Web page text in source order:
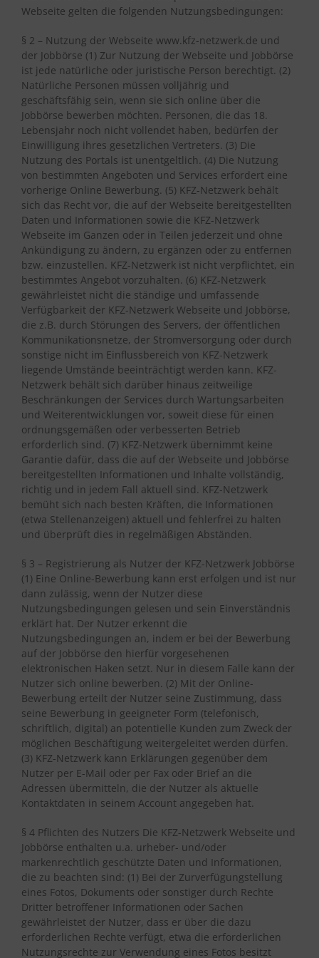
Webseite gelten die folgenden Nutzungsbedingungen:
§ 2 – Nutzung der Webseite www.kfz-netzwerk.de und
der Jobbörse (1) Zur Nutzung der Webseite und Jobbörse
ist jede natürliche oder juristische Person berechtigt. (2)
Natürliche Personen müssen volljährig und
geschäftsfähig sein, wenn sie sich online über die
Jobbörse bewerben möchten. Personen, die das 18.
Lebensjahr noch nicht vollendet haben, bedürfen der
Einwilligung ihres gesetzlichen Vertreters. (3) Die
Nutzung des Portals ist unentgeltlich. (4) Die Nutzung
von bestimmten Angeboten und Services erfordert eine
vorherige Online Bewerbung. (5) KFZ-Netzwerk behält
sich das Recht vor, die auf der Webseite bereitgestellten
Daten und Informationen sowie die KFZ-Netzwerk
Webseite im Ganzen oder in Teilen jederzeit und ohne
Ankündigung zu ändern, zu ergänzen oder zu entfernen
bzw. einzustellen. KFZ-Netzwerk ist nicht verpflichtet, ein
bestimmtes Angebot vorzuhalten. (6) KFZ-Netzwerk
gewährleistet nicht die ständige und umfassende
Verfügbarkeit der KFZ-Netzwerk Webseite und Jobbörse,
die z.B. durch Störungen des Servers, der öffentlichen
Kommunikationsnetze, der Stromversorgung oder durch
sonstige nicht im Einflussbereich von KFZ-Netzwerk
liegende Umstände beeinträchtigt werden kann. KFZ-
Netzwerk behält sich darüber hinaus zeitweilige
Beschränkungen der Services durch Wartungsarbeiten
und Weiterentwicklungen vor, soweit diese für einen
ordnungsgemäßen oder verbesserten Betrieb
erforderlich sind. (7) KFZ-Netzwerk übernimmt keine
Garantie dafür, dass die auf der Webseite und Jobbörse
bereitgestellten Informationen und Inhalte vollständig,
richtig und in jedem Fall aktuell sind. KFZ-Netzwerk
bemüht sich nach besten Kräften, die Informationen
(etwa Stellenanzeigen) aktuell und fehlerfrei zu halten
und überprüft dies in regelmäßigen Abständen.
§ 3 – Registrierung als Nutzer der KFZ-Netzwerk Jobbörse
(1) Eine Online-Bewerbung kann erst erfolgen und ist nur
dann zulässig, wenn der Nutzer diese
Nutzungsbedingungen gelesen und sein Einverständnis
erklärt hat. Der Nutzer erkennt die
Nutzungsbedingungen an, indem er bei der Bewerbung
auf der Jobbörse den hierfür vorgesehenen
elektronischen Haken setzt. Nur in diesem Falle kann der
Nutzer sich online bewerben. (2) Mit der Online-
Bewerbung erteilt der Nutzer seine Zustimmung, dass
seine Bewerbung in geeigneter Form (telefonisch,
schriftlich, digital) an potentielle Kunden zum Zweck der
möglichen Beschäftigung weitergeleitet werden dürfen.
(3) KFZ-Netzwerk kann Erklärungen gegenüber dem
Nutzer per E-Mail oder per Fax oder Brief an die
Adressen übermitteln, die der Nutzer als aktuelle
Kontaktdaten in seinem Account angegeben hat.
§ 4 Pflichten des Nutzers Die KFZ-Netzwerk Webseite und
Jobbörse enthalten u.a. urheber- und/oder
markenrechtlich geschützte Daten und Informationen,
die zu beachten sind: (1) Bei der Zurverfügungstellung
eines Fotos, Dokuments oder sonstiger durch Rechte
Dritter betroffener Informationen oder Sachen
gewährleistet der Nutzer, dass er über die dazu
erforderlichen Rechte verfügt, etwa die erforderlichen
Nutzungsrechte zur Verwendung eines Fotos besitzt